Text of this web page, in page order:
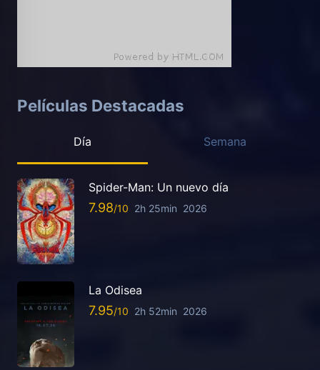
Películas Destacadas
Día Semana
Spider-Man: Un nuevo día
7.98 2h 25min 2026
La Odisea
7.95 2h 52min 2026